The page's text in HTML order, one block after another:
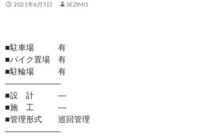
ッ 2021年6月5日 SEZIMO
■駐車場 有
■バイク置場 有
■駐輪場 有
―――――――
■設 計 ―
■施 工 ―
■管理形式 巡回管理
―――――――